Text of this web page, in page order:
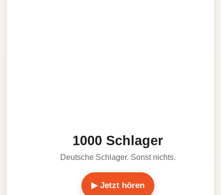
1000 Schlager
Deutsche Schlager. Sonst nichts.
▶ Jetzt hören